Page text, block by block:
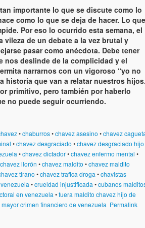
importante lo que se discute como lo
como lo que se deja de hacer. Lo que
Por eso lo ocurrido esta semana, el
vileza de un debate a la vez brutal y
pasar como anécdota. Debe tener
nos deslinde de la complicidad y el
narrarnos con un vigoroso “yo no
historia que van a relatar nuestros
primitivo, pero también por haberlo
no puede seguir ocurriendo.
•chaburros•chavez asesino •chavez
•chavez desgraciado •chavez desgraciado hijo
•chavez dictador•chavez enfermo mental •
chavez llorón •chavez maldito •chavez maldito
tirano •chavez trafica droga •chavistas
•crueldad injustificada •cubanos
en venezuela •fuera maldito chavez hijo de
mayor crimen financiero de venezuela Permalink